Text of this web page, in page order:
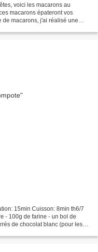
voici les macarons au
macarons épateront vos
de macarons, j'ai réalisé une
15min Cuisson: 8min th6/7
- 100g de farine - un bol de
de chocolat blanc (pour les